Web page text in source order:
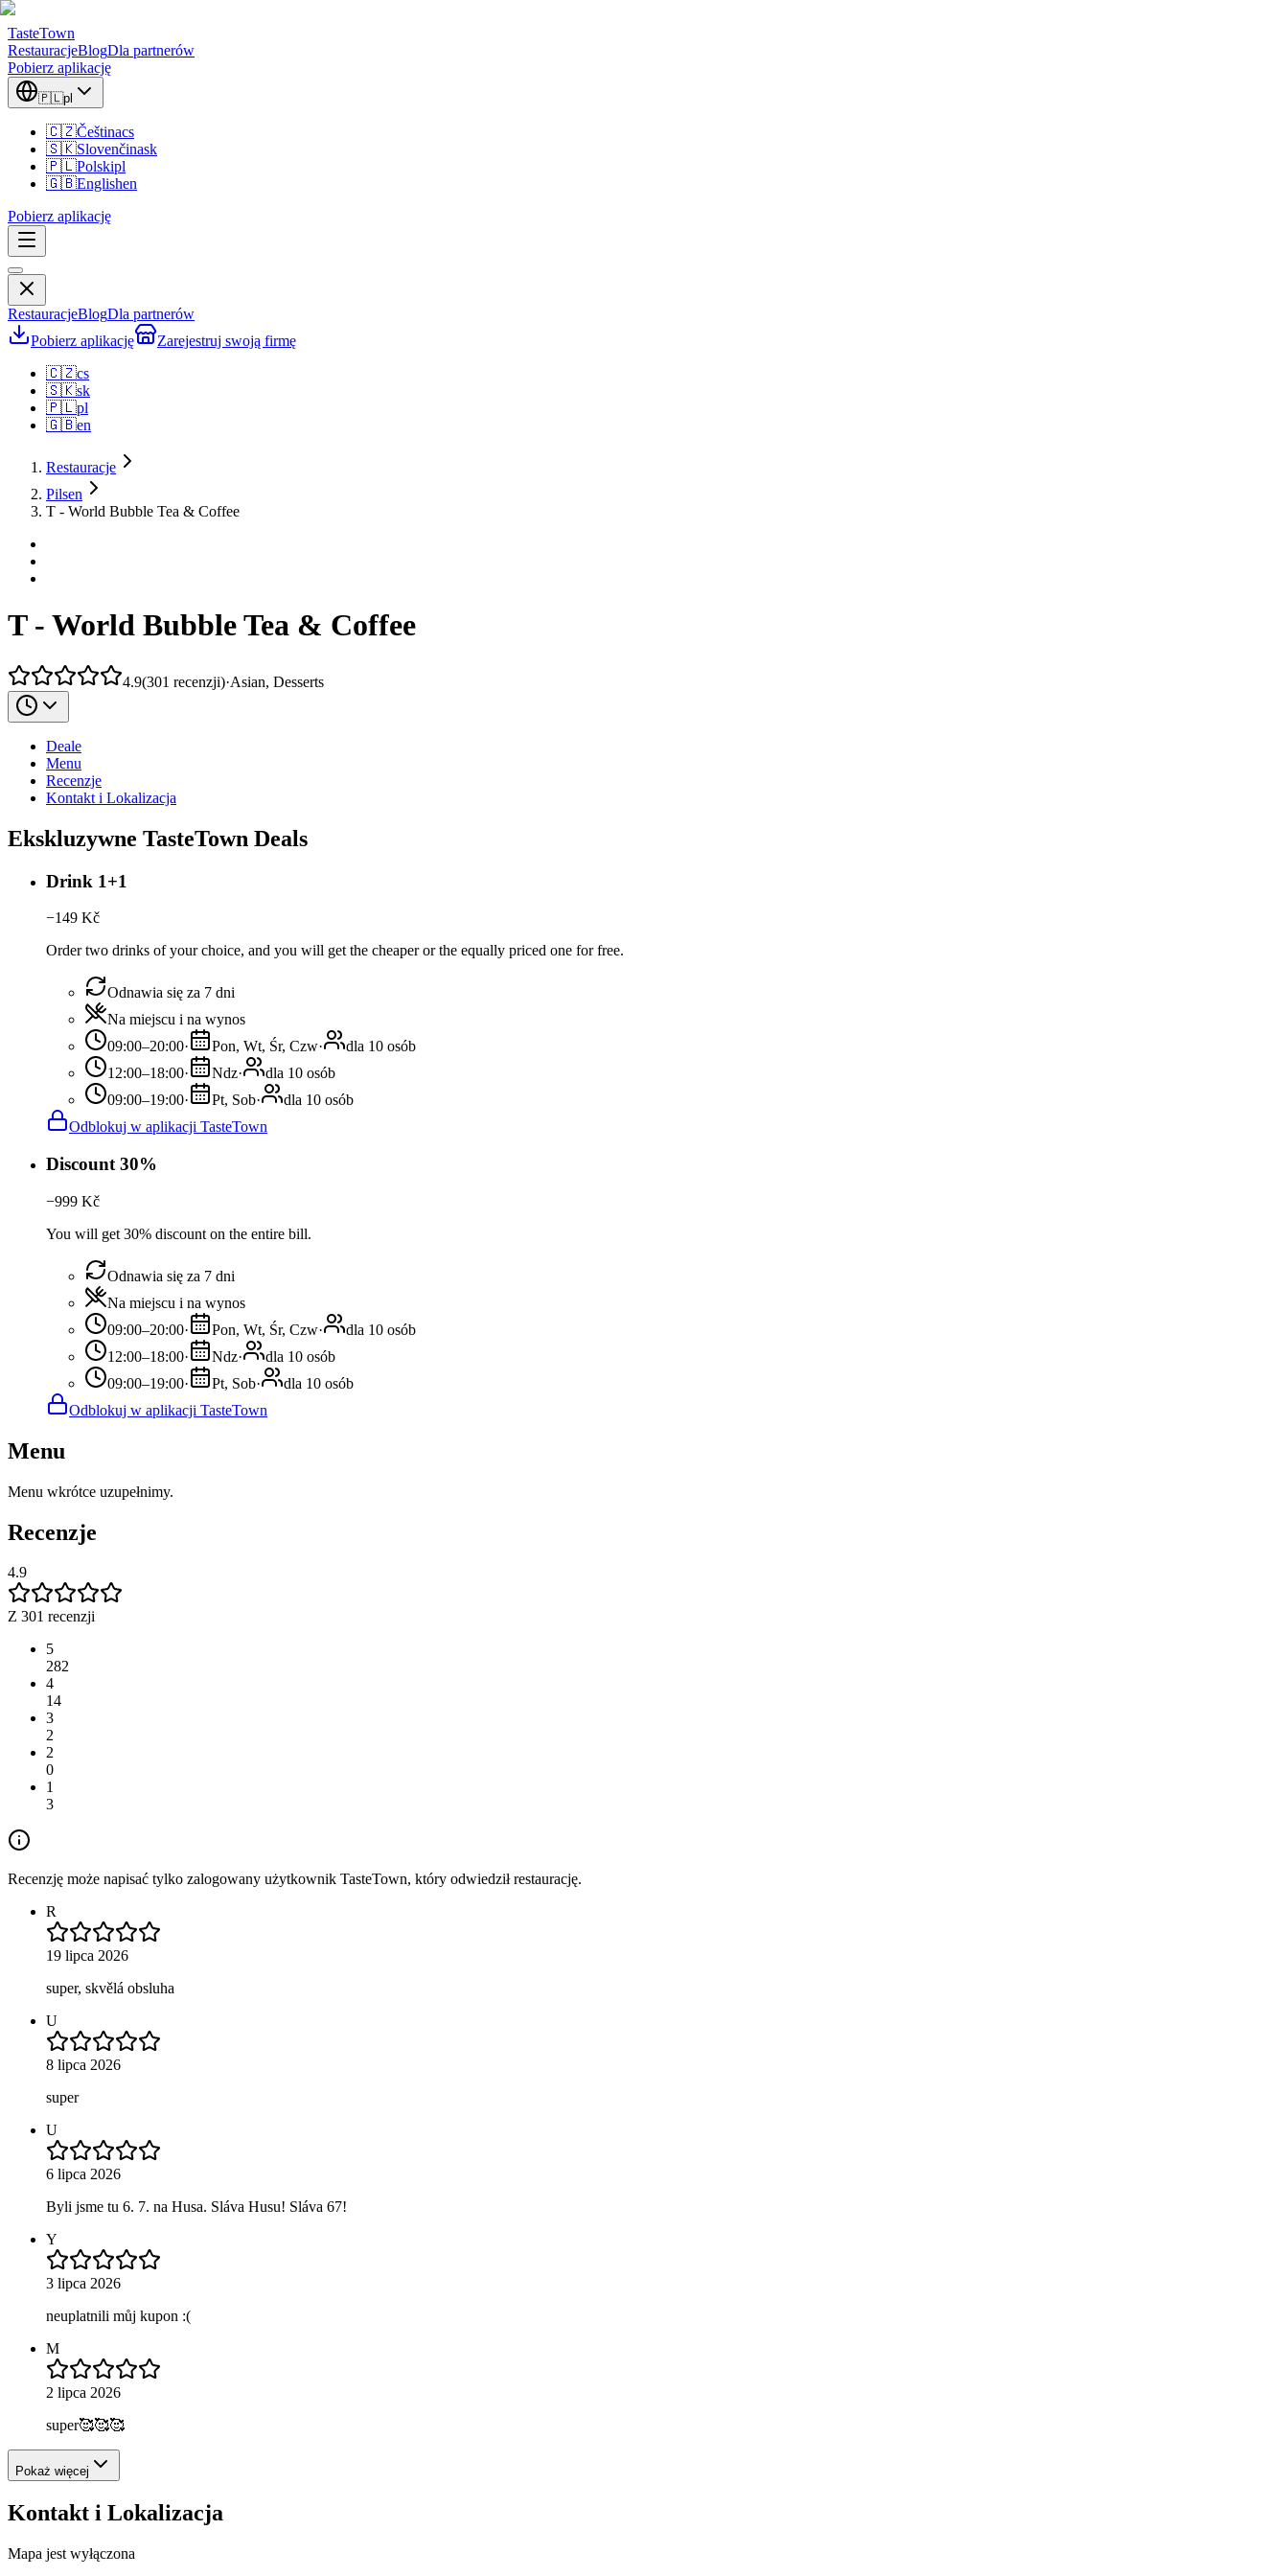
TasteTown
RestauracjeBlogDla partnerów
Pobierz aplikację
🇵🇱pl
🇨🇿Češtinacs
🇸🇰Slovenčinask
🇵🇱Polskipl
🇬🇧Englishen
Pobierz aplikację
RestauracjeBlogDla partnerów
Pobierz aplikację
Zarejestruj swoją firmę
🇨🇿cs
🇸🇰sk
🇵🇱pl
🇬🇧en
Restauracje
Pilsen
T - World Bubble Tea & Coffee
T - World Bubble Tea & Coffee
4.9(301 recenzji)·Asian, Desserts
Deale
Menu
Recenzje
Kontakt i Lokalizacja
Ekskluzywne TasteTown Deals
Drink 1+1
−149 Kč
Order two drinks of your choice, and you will get the cheaper or the equally priced one for free.
Odnawia się za 7 dni
Na miejscu i na wynos
09:00–20:00· Pon, Wt, Śr, Czw·
dla 10 osób
12:00–18:00· Ndz·
dla 10 osób
09:00–19:00· Pt, Sob·
dla 10 osób
Odblokuj w aplikacji TasteTown
Discount 30%
−999 Kč
You will get 30% discount on the entire bill.
Odnawia się za 7 dni
Na miejscu i na wynos
09:00–20:00· Pon, Wt, Śr, Czw·
dla 10 osób
12:00–18:00· Ndz·
dla 10 osób
09:00–19:00· Pt, Sob·
dla 10 osób
Odblokuj w aplikacji TasteTown
Menu
Menu wkrótce uzupełnimy.
Recenzje
4.9
Z 301 recenzji
5
282
4
14
3
2
2
0
1
3
Recenzję może napisać tylko zalogowany użytkownik TasteTown, który odwiedził restaurację.
R
19 lipca 2026
super, skvělá obsluha
U
8 lipca 2026
super
U
6 lipca 2026
Byli jsme tu 6. 7. na Husa. Sláva Husu! Sláva 67!
Y
3 lipca 2026
neuplatnili můj kupon :(
M
2 lipca 2026
super🥰🥰🥰
Pokaż więcej
Kontakt i Lokalizacja
Mapa jest wyłączona